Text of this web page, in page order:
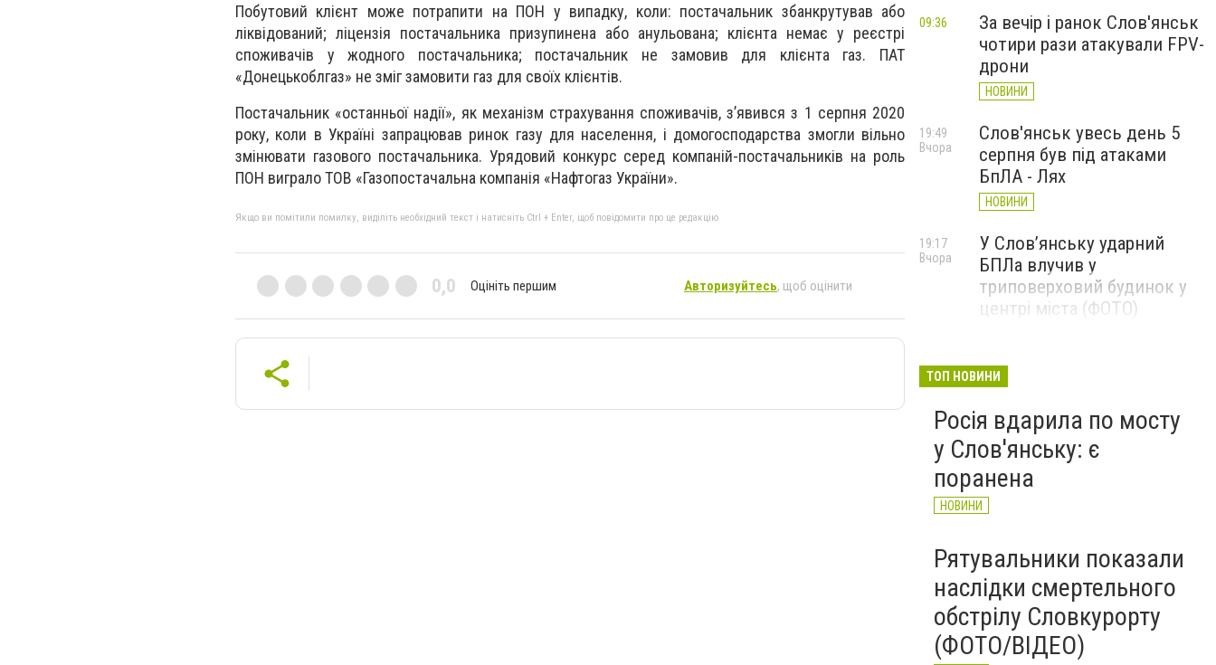
Побутовий клієнт може потрапити на ПОН у випадку, коли: постачальник збанкрутував або
ліквідований; ліцензія постачальника призупинена або анульована; клієнта немає у реєстрі
споживачів у жодного постачальника; постачальник не замовив для клієнта газ. ПАТ
«Донецькоблгаз» не зміг замовити газ для своїх клієнтів.
Постачальник «останньої надії», як механізм страхування споживачів, з’явився з 1 серпня 2020
року, коли в Україні запрацював ринок газу для населення, і домогосподарства змогли вільно
змінювати газового постачальника. Урядовий конкурс серед компаній-постачальників на роль
ПОН виграло ТОВ «Газопостачальна компанія «Нафтогаз України».
Якщо ви помітили помилку, виділіть необхідний текст і натисніть Ctrl + Enter, щоб повідомити про це редакцію
0,0 Оцініть першим Авторизуйтесь, щоб оцінити
За вечір і ранок Слов'янськ
чотири рази атакували FPV-
дрони
НОВИНИ
09:36
Слов'янськ увесь день 5
серпня був під атаками
БпЛА - Лях
НОВИНИ
19:49
Вчора
У Слов’янську ударний
БПЛа влучив у
триповерховий будинок у
центрі міста (ФОТО)
19:17
Вчора
Машина підірвалася на міні:
подробиці загибелі Олексія
Юкова
19:00
Вчора
ТОП НОВИНИ
Росія вдарила по мосту
у Слов'янську: є
поранена
НОВИНИ
Рятувальники показали
наслідки смертельного
обстрілу Словкурорту
(ФОТО/ВІДЕО)